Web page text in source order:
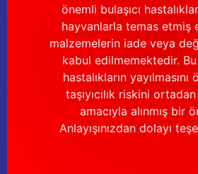
Gönder
önemli bulaşıcı
hayvanlarla temas etmiş
malzemelerin iade veya
kabul edilmemektedir.
hastalıkların
taşıyıcılık riskini
amacıyla alınmış bir
Anlayışınızdan dolayı